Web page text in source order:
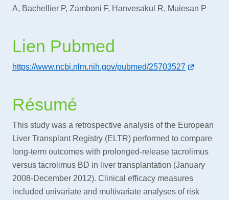
A, Bachellier P, Zamboni F, Hanvesakul R, Muiesan P
Lien Pubmed
https://www.ncbi.nlm.nih.gov/pubmed/25703527
Résumé
This study was a retrospective analysis of the European
Liver Transplant Registry (ELTR) performed to compare
long-term outcomes with prolonged-release tacrolimus
versus tacrolimus BD in liver transplantation (January
2008-December 2012). Clinical efficacy measures
included univariate and multivariate analyses of risk